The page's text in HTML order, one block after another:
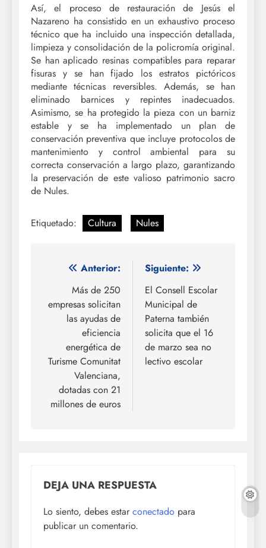
Así, el proceso de restauración de Jesús el
Nazareno ha consistido en un exhaustivo proceso
técnico que ha incluido una inspección detallada,
limpieza y consolidación de la policromía original.
Se han aplicado resinas compatibles para reparar
fisuras y se han fijado los estratos pictóricos
mediante técnicas reversibles. Además, se han
eliminado barnices y repintes inadecuados.
Asimismo, se ha protegido la pieza con un barniz
estable y se ha implementado un plan de
conservación preventiva que incluye protocolos de
mantenimiento y control ambiental para su
correcta conservación a largo plazo, garantizando
la preservación de este valioso patrimonio sacro
de Nules.
Etiquetado: Cultura Nules
Navegación
entradas
Anterior:
Más de 250
empresas solicitan
las ayudas de
eficiencia
energética de
Turisme Comunitat
Valenciana,
dotadas con 21
millones de euros
Siguiente:
El Consell Escolar
Municipal de
Paterna también
solicita que el 16
de marzo sea no
lectivo escolar
DEJA UNA RESPUESTA
Lo siento, debes estar conectado para
publicar un comentario.